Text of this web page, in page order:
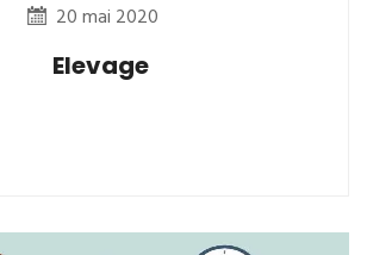
20 mai 2020
Elevage